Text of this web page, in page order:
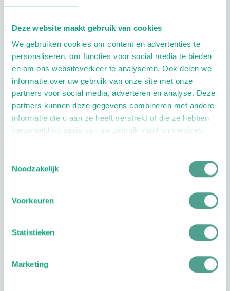
Deze website maakt gebruik van cookies
We gebruiken cookies om content en advertenties te
personaliseren, om functies voor social media te bieden
en om ons websiteverkeer te analyseren. Ook delen we
informatie over uw gebruik van onze site met onze
partners voor social media, adverteren en analyse. Deze
partners kunnen deze gegevens combineren met andere
informatie die u aan ze heeft verstrekt of die ze hebben
verzameld op basis van uw gebruik van hun services.
Noodzakelijk
Voorkeuren
Statistieken
Marketing
Aandachtsgebieden
Diabetes Reuma Sport
Geriatrie
Kinderen
Extra opties
Woensdag
08:30 - 16:00
Plan je route